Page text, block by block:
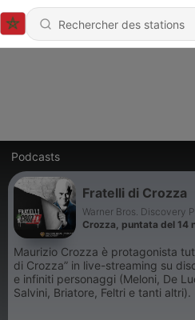
Podcasts
Fratelli di Crozza
Warner Bros. Discovery
Crozza, puntata del 14
Maurizio Crozza è protagonista
di Crozza” in live-streaming su
e infiniti personaggi (Meloni, De
Salvini, Briatore, Feltri e tanti altri).